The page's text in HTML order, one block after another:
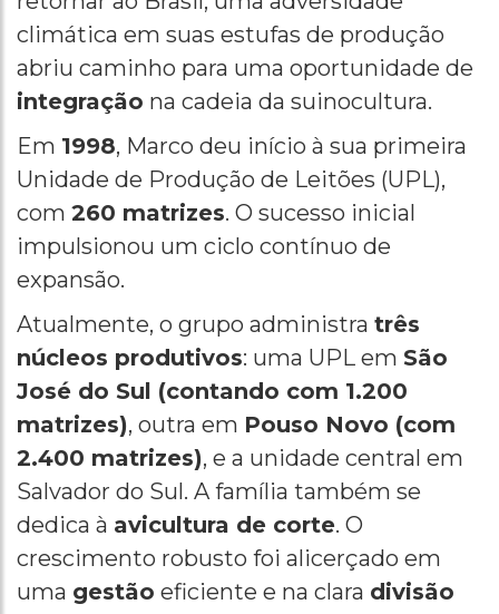
climática em suas estufas de produção
abriu caminho para uma oportunidade de
integração na cadeia da suinocultura.
Em 1998, Marco deu início à sua primeira
Unidade de Produção de Leitões (UPL),
com 260 matrizes. O sucesso inicial
impulsionou um ciclo contínuo de
expansão.
Atualmente, o grupo administra três
núcleos produtivos: uma UPL em São
José do Sul (contando com 1.200
matrizes), outra em Pouso Novo (com
2.400 matrizes), e a unidade central em
Salvador do Sul. A família também se
dedica à avicultura de corte. O
crescimento robusto foi alicerçado em
uma gestão eficiente e na clara divisão